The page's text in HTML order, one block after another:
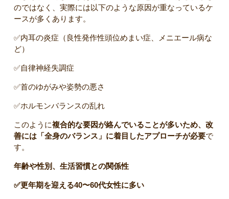
のではなく、実際には以下のような原因が重なっているケ
ースが多くあります。
✅内耳の炎症（良性発作性頭位めまい症、メニエール病な
ど）
✅自律神経失調症
✅首のゆがみや姿勢の悪さ
✅ホルモンバランスの乱れ
このように複合的な要因が絡んでいることが多いため、改
善には「全身のバランス」に着目したアプローチが必要で
す。
年齢や性別、生活習慣との関係性
✅更年期を迎える40〜60代女性に多い